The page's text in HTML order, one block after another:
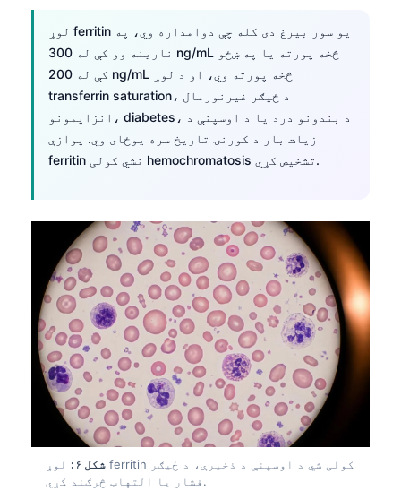
لوړ ferritin یو سور بیرغ دی کله چې دوامداره وي، په
نارینه وو کې له 300 ng/mL څخه پورته یا په ښځو
کې له 200 ng/mL څخه پورته وي، او د لوړ
transferrin saturation، د ځیګر غیرنورمال
انزایمونو، diabetes، د بندونو درد یا د اوسپنې د
زیات بار د کورنۍ تاریخ سره یوځای وي. یوازې
ferritin نشي کولی hemochromatosis تشخیص کړي.
شکل ۶:
لوړ ferritin کولی شي د اوسپنې د ذخیرې، د ځیګر
فشار یا التهاب څرګند کړي.
Bahasa Indonesia
Հայերեն
Íslenska
Српски језик
Svenska
Bosanski
Azərbaycan dili
Eesti
日本語
Русский
Lietuvių kalba
Polski
한국어
Slovenščina